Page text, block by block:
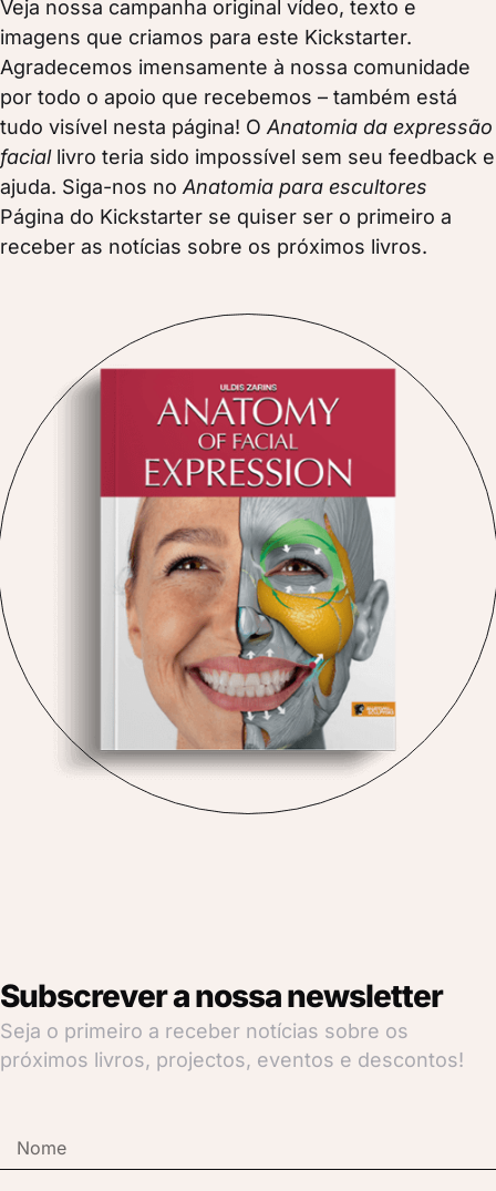
Veja nossa campanha original vídeo, texto e
imagens que criamos para este Kickstarter.
Agradecemos imensamente à nossa comunidade
por todo o apoio que recebemos – também está
tudo visível nesta página! OAnatomia da expressão
faciallivro teria sido impossível sem seu feedback e
ajuda. Siga-nos noAnatomia para escultores
Página do Kickstarter se quiser ser o primeiro a
receber as notícias sobre os próximos livros.
Subscrever a nossa newsletter
Seja o primeiro a receber notícias sobre os
próximos livros, projectos, eventos e descontos!